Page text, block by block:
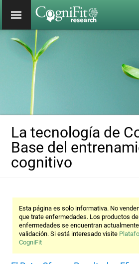
La tecnología de
Base del
cognitivo
Esta página es solo informativa. No
que trate enfermedades. Los productos
enfermedades se encuentran
validación. Si está interesado visite
CogniFit